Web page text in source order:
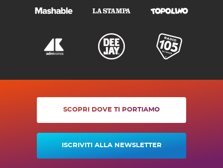
SCOPRI DOVE TI PORTIAMO
ISCRIVITI ALLA NEWSLETTER